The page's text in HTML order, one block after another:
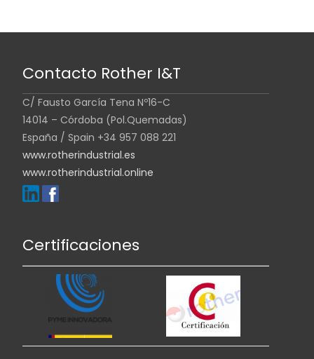
Contacto Rother I&T
C/ Fausto García Tena Nº16-C
14014 – Córdoba (Pol.Quemadas)
España / Spain +34 957 088 221
www.rotherindustrial.es
www.rotherindustrial.online
Certificaciones